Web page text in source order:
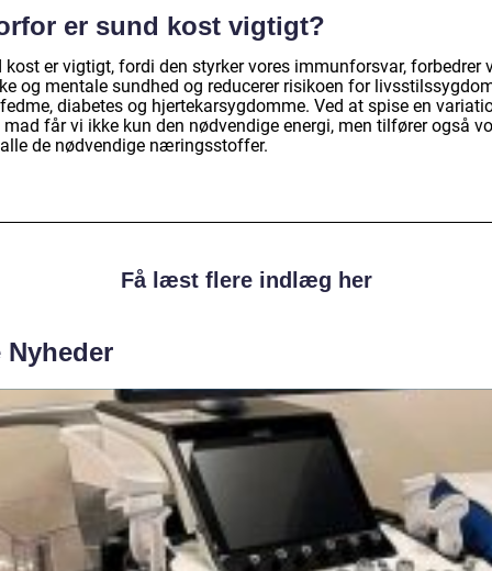
er sund kost vigtigt?
kost er vigtigt, fordi den styrker vores immunforsvar, forbedrer
og mentale sundhed og reducerer risikoen for
diabetes og hjertekarsygdomme. Ved at spise en
får vi ikke kun den nødvendige energi, men tilfører også
de nødvendige næringsstoffer.
Få læst flere indlæg her
Nyheder